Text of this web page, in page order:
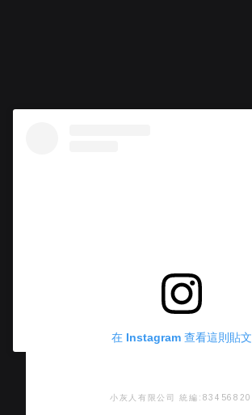
在 Instagram 查看這則貼文
小灰人有限公司 統編:83456820